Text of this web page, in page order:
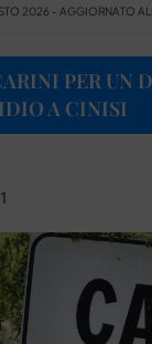
2026 - AGGIORNATO
PER UN
A CINISI